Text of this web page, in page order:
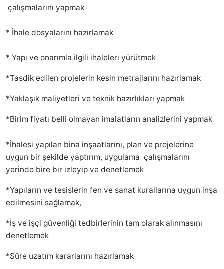
çalışmalarını yapmak
* İhale dosyalarını hazırlamak
* Yapı ve onarımla ilgili ihaleleri yürütmek
*Tasdik edilen projelerin kesin metrajlarını hazırlamak
*Yaklaşık maliyetleri ve teknik hazırlıkları yapmak
*Birim fiyatı belli olmayan imalatların analizlerini yapmak
*İhalesi yapılan bina inşaatlarını, plan ve projelerine
uygun bir şekilde yaptırım, uygulama çalışmalarını
yerinde bire bir izleyip ve denetlemek
*Yapıların ve tesislerin fen ve sanat kurallarına uygun inşa
edilmesini sağlamak,
*İş ve işçi güvenliği tedbirlerinin tam olarak alınmasını
denetlemek
*Süre uzatım kararlarını hazırlamak